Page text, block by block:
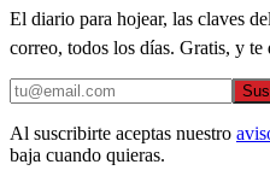
El diario para hojear, las claves
correo, todos los días. Gratis, y te
Al suscribirte aceptas nuestro
baja cuando quieras.